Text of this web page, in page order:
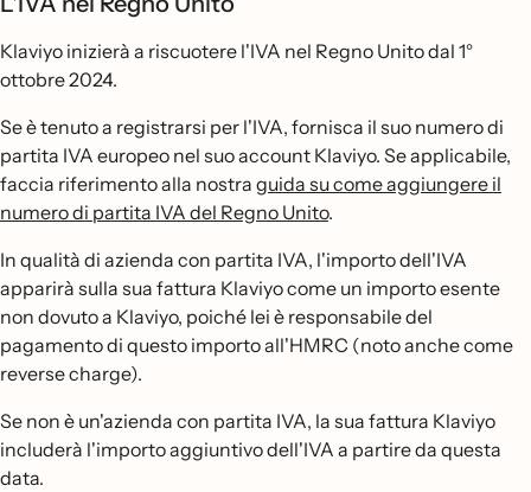
Klaviyo inizierà a riscuotere l'IVA nel Regno Unito dal 1°
ottobre 2024.
Se è tenuto a registrarsi per l'IVA, fornisca il suo numero di
partita IVA europeo nel suo account Klaviyo. Se applicabile,
faccia riferimento alla nostra guida su come aggiungere il
numero di partita IVA del Regno Unito.
In qualità di azienda con partita IVA, l'importo dell'IVA
apparirà sulla sua fattura Klaviyo come un importo esente
non dovuto a Klaviyo, poiché lei è responsabile del
pagamento di questo importo all'HMRC (noto anche come
reverse charge).
Se non è un'azienda con partita IVA, la sua fattura Klaviyo
includerà l'importo aggiuntivo dell'IVA a partire da questa
data.